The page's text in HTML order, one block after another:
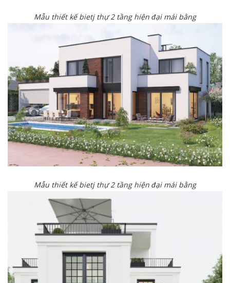
Mẫu thiết kế bietj thự 2 tầng hiện đại mái bằng
Mẫu thiết kế bietj thự 2 tầng hiện đại mái bằng